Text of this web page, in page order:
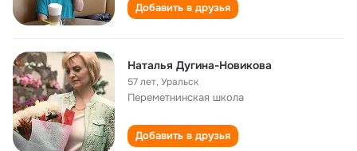
Добавить в друзья
Наталья Дугина-Новикова
57 лет,Уральск
Переметнинская школа
Добавить в друзья